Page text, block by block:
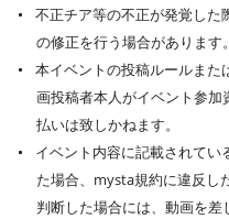
不正チア等の不正が発覚した
の修正を行う場合があります。
本イベントの投稿ルールま
画投稿者本人がイベント参
払いは致しかねます。
イベント内容に記載されてい
た場合、mysta規約に違反し
判断した場合には、動画を